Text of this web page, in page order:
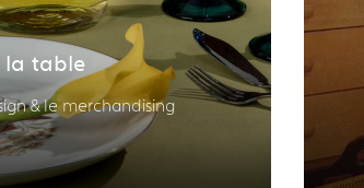
la table
& le merchandising